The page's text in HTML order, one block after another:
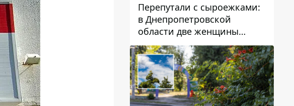
Перепутали с сыроежками:
в Днепропетровской
области две женщины
отравились грибами